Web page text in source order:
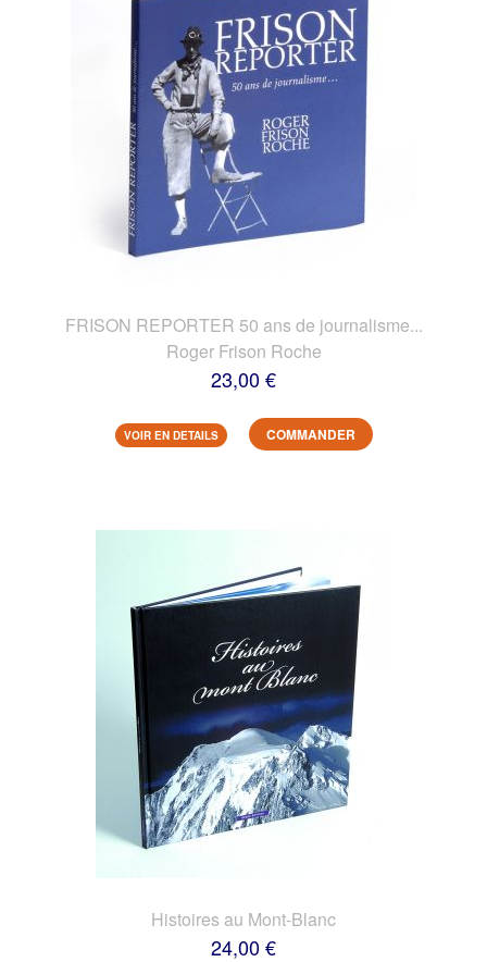
FRISON REPORTER 50 ans de journalisme...
Roger Frison Roche
23,00 €
VOIR EN DETAILS COMMANDER
Histoires au Mont-Blanc
24,00 €